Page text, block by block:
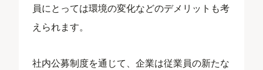
員にとっては環境の変化などのデメリットも考
えられます。
社内公募制度を通じて、企業は従業員の新たな